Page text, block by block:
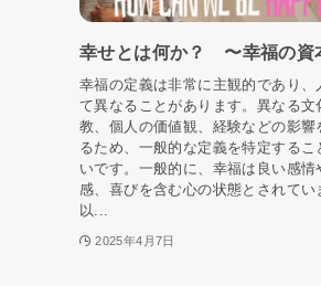
幸せとは何か？ 〜幸福の資
幸福の定義は非常に主観的であり、
て異なることがあります。異なる文
教、個人の価値観、経験などの影響
るため、一般的な定義を特定するこ
いです。一般的に、幸福は良い感情
感、喜びを含む心の状態とされてい
以...
2025年4月7日